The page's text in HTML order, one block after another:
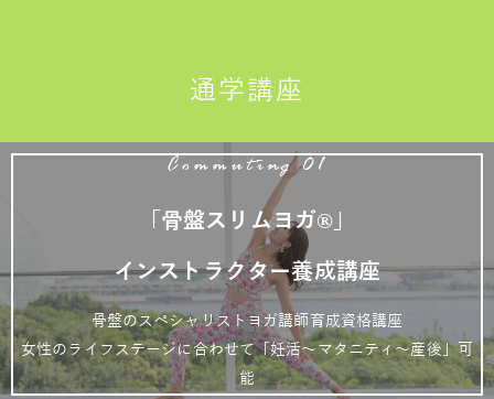
通学講座
Commuting 01
「骨盤スリムヨガ®」
インストラクター養成講座
骨盤のスペシャリストヨガ講師育成資格講座
女性のライフステージに合わせて「妊活～マタニティ～産後」可
能